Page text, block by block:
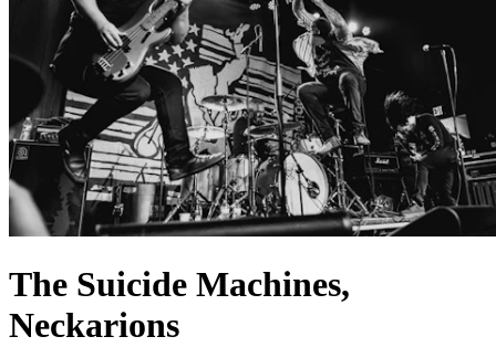
The Suicide Machines,
Neckarions